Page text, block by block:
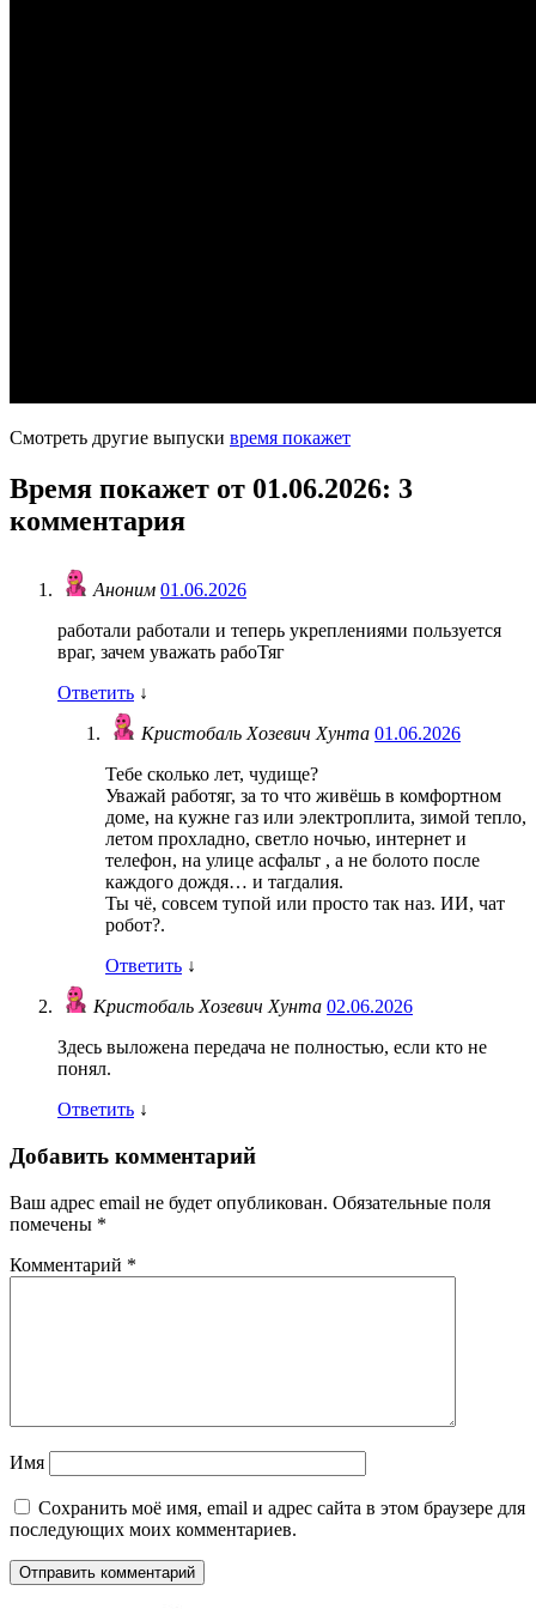
Смотреть другие выпуски время покажет
Время покажет от 01.06.2026: 3
комментария
Аноним 01.06.2026
работали работали и теперь укреплениями пользуется
враг, зачем уважать рабоТяг
Ответить ↓
Кристобаль Хозевич Хунта 01.06.2026
Тебе сколько лет, чудище?
Уважай работяг, за то что живёшь в комфортном
доме, на кужне газ или электроплита, зимой тепло,
летом прохладно, светло ночью, интернет и
телефон, на улице асфальт , а не болото после
каждого дождя… и тагдалия.
Ты чё, совсем тупой или просто так наз. ИИ, чат
робот?.
Ответить ↓
Кристобаль Хозевич Хунта 02.06.2026
Здесь выложена передача не полностью, если кто не
понял.
Ответить ↓
Добавить комментарий
Ваш адрес email не будет опубликован. Обязательные поля
помечены *
Комментарий *
Имя
Сохранить моё имя, email и адрес сайта в этом браузере для
последующих моих комментариев.